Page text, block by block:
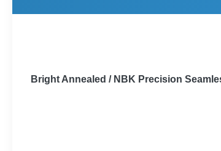
Bright Annealed / NBK Precision